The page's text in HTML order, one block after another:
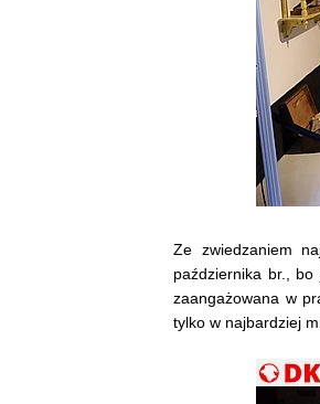
Ze zwiedzaniem
października br.,
zaangażowana w
tylko w najbardziej